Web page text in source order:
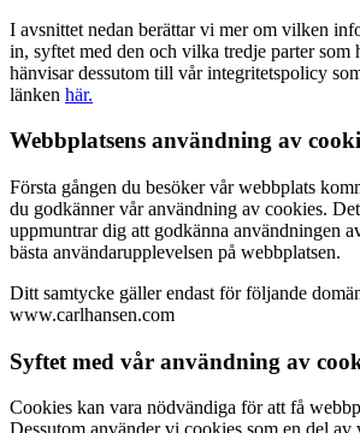
I avsnittet nedan berättar vi mer om vilken
in, syftet med den och vilka tredje parter
hänvisar dessutom till vår integritetspolicy
länken här.
Webbplatsens användning av
Första gången du besöker vår webbplats
du godkänner vår användning av cookies.
uppmuntrar dig att godkänna användningen
bästa användarupplevelsen på webbplatsen.
Ditt samtycke gäller endast för följande
www.carlhansen.com
Syftet med vår användning av
Cookies kan vara nödvändiga för att få